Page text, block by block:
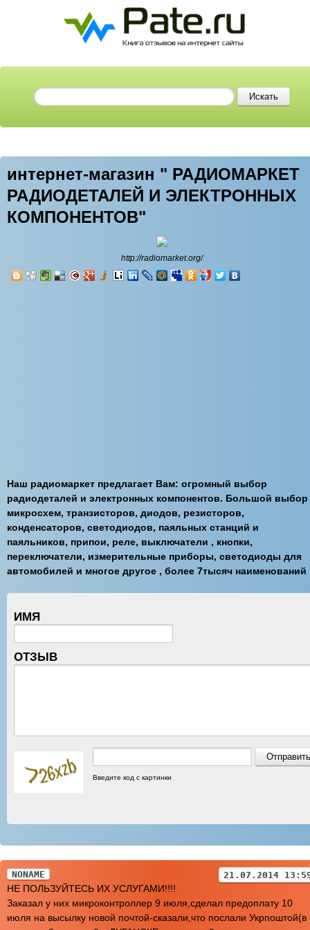
интернет-магазин " РАДИОМАРКЕТ
РАДИОДЕТАЛЕЙ И ЭЛЕКТРОННЫХ
КОМПОНЕНТОВ"
http://radiomarket.org/
Наш радиомаркет предлагает Вам: огромный выбор
радиодеталей и электронных компонентов. Большой выбор
микросхем, транзисторов, диодов, резисторов,
конденсаторов, светодиодов, паяльных станций и
паяльников, припои, реле, выключатели , кнопки,
переключатели, измерительные приборы, светодиоды для
автомобилей и многое другое , более 7тысяч наименований
ИМЯ
ОТЗЫВ
Введите код с картинки
NONAME 21.07.2014
НЕ ПОЛЬЗУЙТЕСЬ ИХ УСЛУГАМИ!!!!
Заказал у них микроконтроллер 9 июля,сделал предоплату 10
июля на высылку новой почтой-сказали,что послали Укрпоштой(в